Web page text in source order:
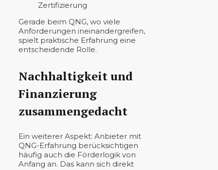
Zertifizierung
Gerade beim QNG, wo viele
Anforderungen ineinandergreifen,
spielt praktische Erfahrung eine
entscheidende Rolle.
Nachhaltigkeit und
Finanzierung
zusammengedacht
Ein weiterer Aspekt: Anbieter mit
QNG-Erfahrung berücksichtigen
häufig auch die Förderlogik von
Anfang an. Das kann sich direkt